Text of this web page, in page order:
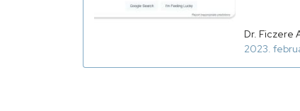
Dr. Ficzere
2023.